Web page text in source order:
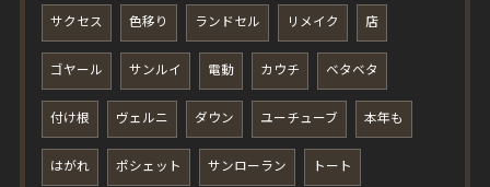
サクセス 色移り ランドセル リメイク 店
ゴヤール サンルイ 電動 カウチ ベタベタ
付け根 ヴェルニ ダウン ユーチューブ 本年も
はがれ ポシェット サンローラン トート